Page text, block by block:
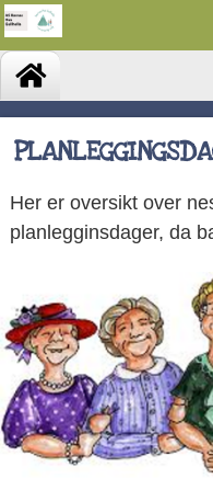
Her er oversikt over
planlegginsdager, da